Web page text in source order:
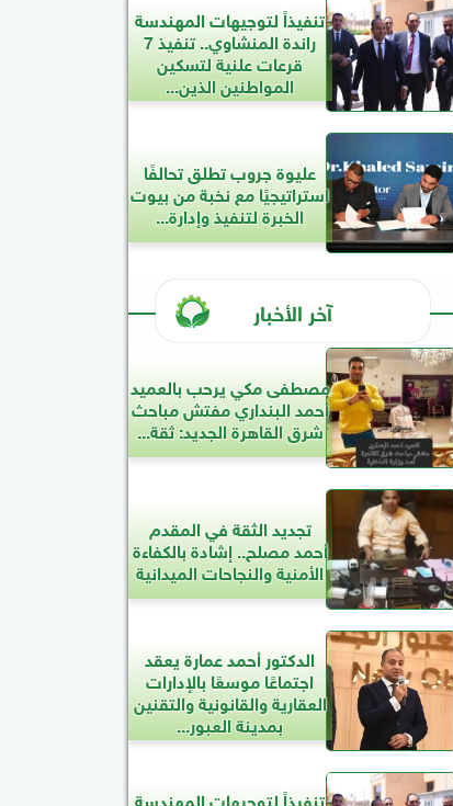
تنفيذاً لتوجيهات المهندسة
راندة المنشاوي.. تنفيذ 7
قرعات علنية لتسكين
المواطنين الذين...
عليوة جروب تطلق تحالفًا
استراتيجيًا مع نخبة من بيوت
الخبرة لتنفيذ وإدارة...
آخر الأخبار
مصطفى مكي يرحب بالعميد
أحمد البنداري مفتش مباحث
شرق القاهرة الجديد: ثقة...
تجديد الثقة في المقدم
أحمد مصلح.. إشادة بالكفاءة
الأمنية والنجاحات الميدانية
الدكتور أحمد عمارة يعقد
اجتماعًا موسعًا بالإدارات
العقارية والقانونية والتقنين
بمدينة العبور...
تنفيذاً لتوجيهات المهندسة